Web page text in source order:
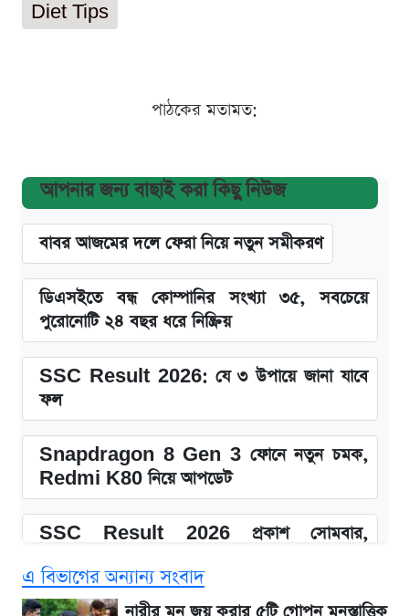
Diet Tips
পাঠকের মতামত:
আপনার জন্য বাছাই করা কিছু নিউজ
বাবর আজমের দলে ফেরা নিয়ে নতুন সমীকরণ
ডিএসইতে বন্ধ কোম্পানির সংখ্যা ৩৫, সবচেয়ে
পুরোনোটি ২৪ বছর ধরে নিষ্ক্রিয়
SSC Result 2026: যে ৩ উপায়ে জানা যাবে
ফল
Snapdragon 8 Gen 3 ফোনে নতুন চমক,
Redmi K80 নিয়ে আপডেট
SSC Result 2026 প্রকাশ সোমবার,
এ বিভাগের অন্যান্য সংবাদ